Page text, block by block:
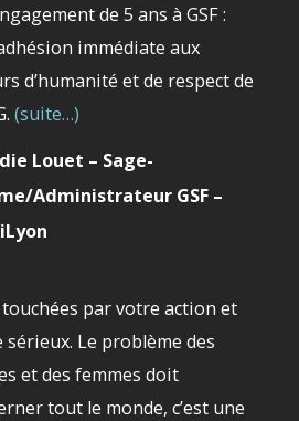
de 5 ans à GSF :
immédiate aux
d’humanité et de respect de
(suite…)
Louet – Sage-
Administrateur GSF –
par votre action et
sérieux. Le problème des
et des femmes doit
tout le monde, c’est une